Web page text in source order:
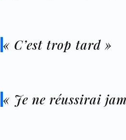
« C’est trop tard »
« Je ne réussirai